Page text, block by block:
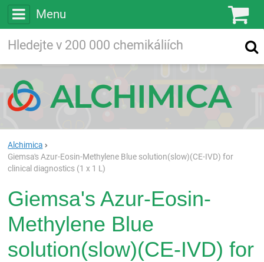
Menu
Vyhledávání
Alchimica
Giemsa's Azur-Eosin-Methylene Blue solution(slow)(CE-IVD) for
clinical diagnostics (1 x 1 L)
Giemsa's Azur-Eosin-
Methylene Blue
solution(slow)(CE-IVD) for